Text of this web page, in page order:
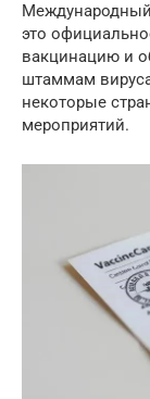
это
вакцинацию и
штаммам
некоторые
мероприятий.